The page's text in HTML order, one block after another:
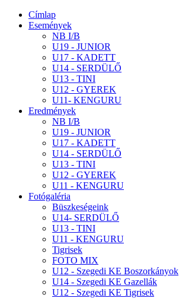
Címlap
Események
NB I/B
U19 - JUNIOR
U17 - KADETT
U14 - SERDÜLŐ
U13 - TINI
U12 - GYEREK
U11- KENGURU
Eredmények
NB I/B
U19 - JUNIOR
U17 - KADETT
U14 - SERDÜLŐ
U13 - TINI
U12 - GYEREK
U11 - KENGURU
Fotógaléria
Büszkeségeink
U14- SERDÜLŐ
U13 - TINI
U11 - KENGURU
Tigrisek
FOTO MIX
U12 - Szegedi KE Boszorkányok
U14 - Szegedi KE Gazellák
U12 - Szegedi KE Tigrisek